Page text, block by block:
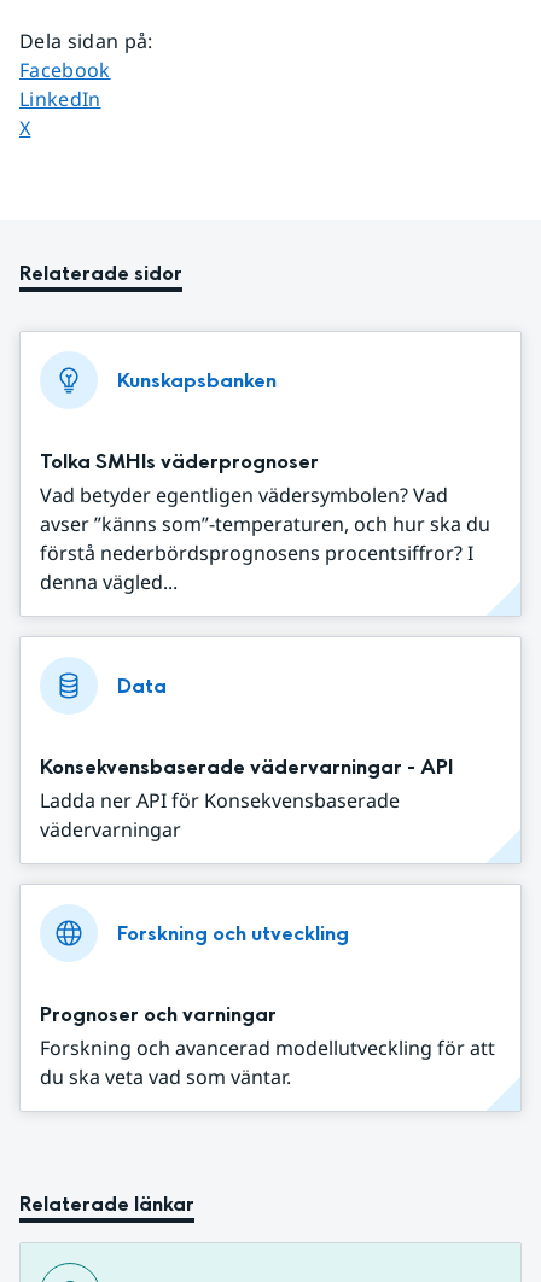
Dela sidan på:
Dela sidan på
Facebook
Dela sidan på
LinkedIn
Dela sidan på
X
Relaterade sidor
Kunskapsbanken
Tolka SMHIs väderprognoser
Vad betyder egentligen vädersymbolen? Vad
avser ”känns som”-temperaturen, och hur ska du
förstå nederbördsprognosens procentsiffror? I
denna vägled...
Data
Konsekvensbaserade vädervarningar - API
Ladda ner API för Konsekvensbaserade
vädervarningar
Forskning och utveckling
Prognoser och varningar
Forskning och avancerad modellutveckling för att
du ska veta vad som väntar.
Relaterade länkar